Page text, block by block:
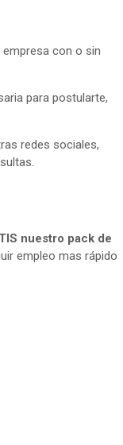
con o sin
para postularte,
redes sociales,
nuestro pack de
empleo mas rápido